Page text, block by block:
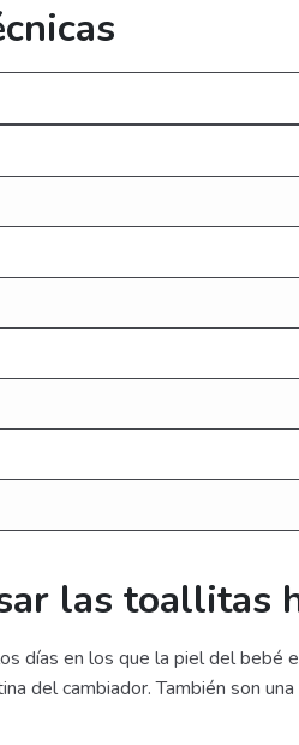
las toallitas
días en los que la piel del
del cambiador. También son